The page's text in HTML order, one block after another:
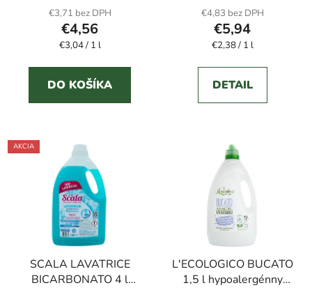
produktu
je
3,0
z
5
hviezdičiek.
€3,71 bez DPH
€4,56
Jednotková
€3,04 / 1 l
DO KOŠÍKA
€4,83 bez DPH
€5,94
Jednotková
€2,38 / 1 l
DETAIL
AKCIA
SCALA LAVATRICE
BICARBONATO 4 l
L'ECOLOGICO BUCATO
1,5 l hypoalergénny